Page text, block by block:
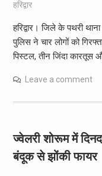
हरिद्वार
हरिद्वार। जिले के पथरी
पुलिस ने चार लोगों को
पिस्टल, तीन जिंदा कारतूस
Leave a comment
ज्वेलरी शोरूम में
बंदूक से झोंकी फायर